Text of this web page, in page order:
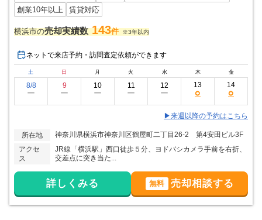
創業10年以上
賃貸対応
横浜市の売却実績数 143件 ※3年以内
ネットで来店予約・訪問査定依頼ができます
土 日 月 火 水 木 金
8/8
ー
9
ー
10
ー
11
ー
12
ー
13
○
14
○
▶来週以降の予約はこちら
所在地
神奈川県横浜市神奈川区鶴屋町二丁目26-2 第4安田ビル3F
アクセ
ス
JR線「横浜駅」西口徒歩５分、ヨドバシカメラ手前を右折、
交差点に突き当た...
詳しくみる 無料 売却相談する